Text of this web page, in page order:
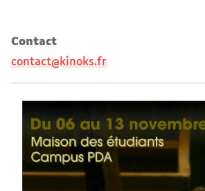
Contact
contact@kinoks.fr